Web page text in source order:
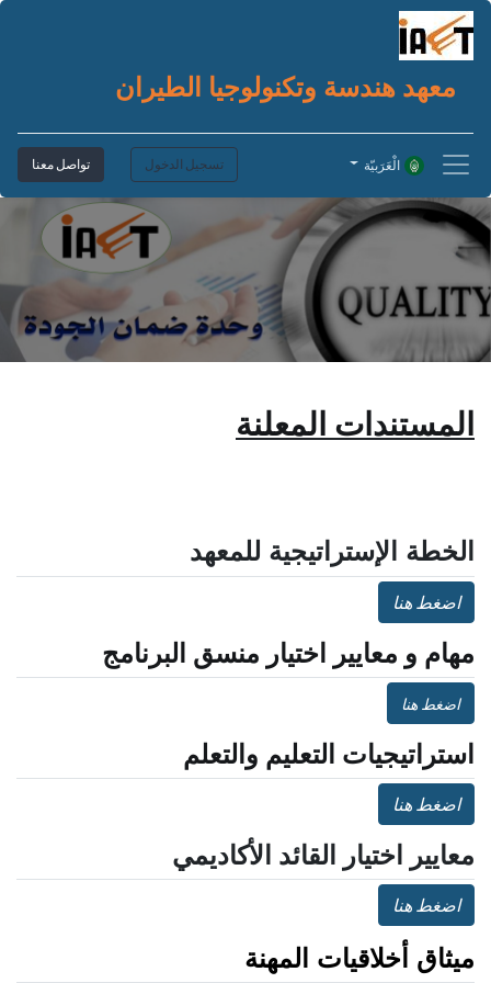
معهد هندسة وتكنولوجيا الطيران
تسجيل الدخول تواصل معنا الْعَرَبيّة
المستندات المعلنة
الخطة الإستراتيجية للمعهد
اضغط هنا
مهام و معايير اختيار منسق البرنامج
اضغط هنا
استراتيجيات التعليم والتعلم
اضغط هنا
معايير اختيار القائد الأكاديمي
اضغط هنا
ميثاق أخلاقيات المهنة